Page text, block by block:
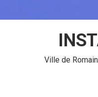
Ville de